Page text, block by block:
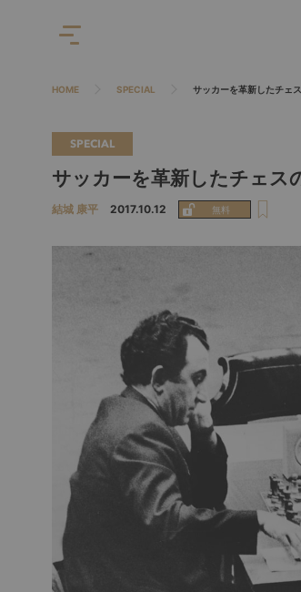
HOME SPECIAL サッカーを革新したチェ
SPECIAL
サッカーを革新したチェス
結城 康平 2017.10.12